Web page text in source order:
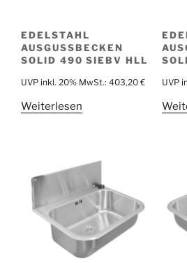
EDELSTAHL
AUSGUSSBECKEN
SOLID 490 SIEBV HLL
UVP inkl. 20% MwSt.: 403,20 €
Weiterlesen
UVP